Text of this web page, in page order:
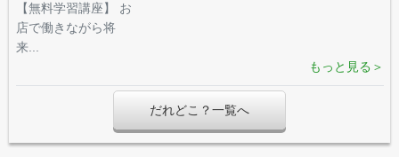
【無料学習講座】 お
店で働きながら将
来...
もっと見る＞
だれどこ？一覧へ